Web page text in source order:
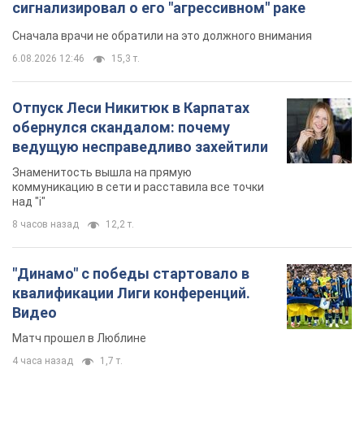
сигнализировал о его "агрессивном" раке
Сначала врачи не обратили на это должного внимания
6.08.2026 12:46 15,3 т.
Отпуск Леси Никитюк в Карпатах
обернулся скандалом: почему
ведущую несправедливо захейтили
Знаменитость вышла на прямую
коммуникацию в сети и расставила все точки
над "i"
8 часов назад 12,2 т.
"Динамо" с победы стартовало в
квалификации Лиги конференций.
Видео
Матч прошел в Люблине
4 часа назад 1,7 т.